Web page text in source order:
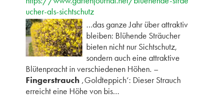
ucher-als-sichtschutz
…das ganze Jahr über attraktiv
bleiben: Blühende Sträucher
bieten nicht nur Sichtschutz,
sondern auch eine attraktive
Blütenpracht in verschiedenen Höhen. –
Fingerstrauch‚Goldteppich‘: Dieser Strauch
erreicht eine Höhe von bis…